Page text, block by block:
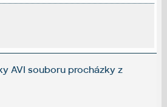
AVI souboru procházky z